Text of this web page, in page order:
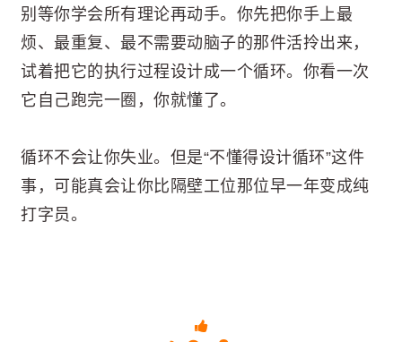
别等你学会所有理论再动手。你先把你手上最
烦、最重复、最不需要动脑子的那件活拎出来，
试着把它的执行过程设计成一个循环。你看一次
它自己跑完一圈，你就懂了。
循环不会让你失业。但是“不懂得设计循环”这件
事，可能真会让你比隔壁工位那位早一年变成纯
打字员。